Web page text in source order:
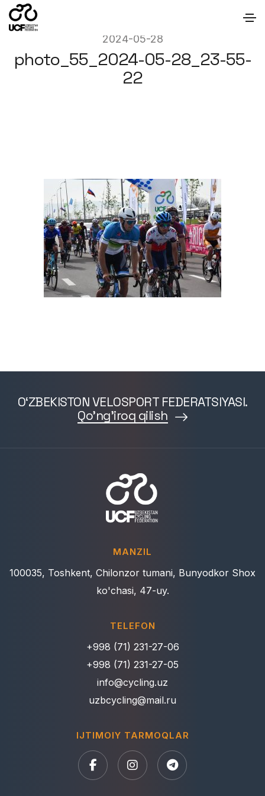
2024-05-28
photo_55_2024-05-28_23-55-
22
O‘ZBEKISTON VELOSPORT FEDERATSIYASI.
Qo'ng'iroq qilish
MANZIL
100035, Toshkent, Chilonzor tumani, Bunyodkor Shox
ko'chasi, 47-uy.
TELEFON
+998 (71) 231-27-06
+998 (71) 231-27-05
info@cycling.uz
uzbcycling@mail.ru
IJTIMOIY TARMOQLAR